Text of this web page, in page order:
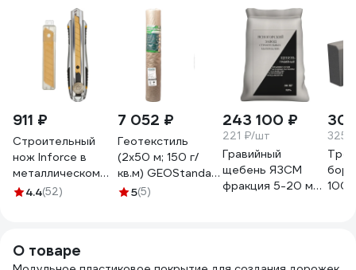
911 ₽
Строительный
нож Inforce в
металлическом
корпусе 18 мм, с
4.4(52)
7 052 ₽
Геотекстиль
(2х50 м; 150 г/
кв.м) GEOStandart
С1.370.150.03/200
5(5)
243 100 ₽
221 ₽/шт
Гравийный
щебень ЯЗСМ
фракция 5-20 мм,
325
О товаре